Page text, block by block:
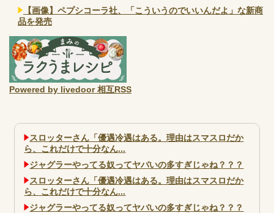
【画像】ペプシコーラ社、「こういうのでいいんだよ」な新商
品を発売
Powered by livedoor 相互RSS
スロッターさん「優遇冷遇はある。理由はスマスロだか
ら、これだけで十分なん...
ジャグラーやってる奴ってヤバいの多すぎじゃね？？？
スロッターさん「優遇冷遇はある。理由はスマスロだか
ら、これだけで十分なん...
ジャグラーやってる奴ってヤバいの多すぎじゃね？？？